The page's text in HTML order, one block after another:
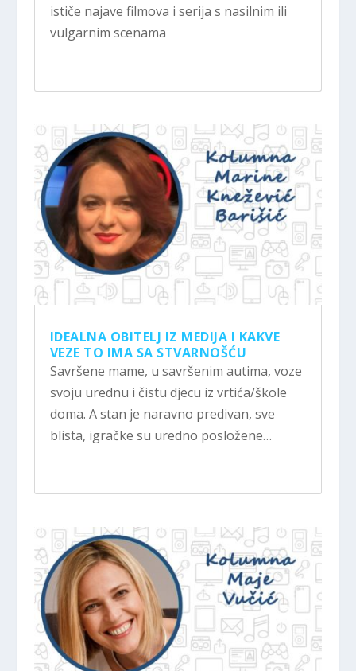
ističe najave filmova i serija s nasilnim ili
vulgarnim scenama
IDEALNA OBITELJ IZ MEDIJA I KAKVE
VEZE TO IMA SA STVARNOŠĆU
Savršene mame, u savršenim autima, voze
svoju urednu i čistu djecu iz vrtića/škole
doma. A stan je naravno predivan, sve
blista, igračke su uredno posložene…